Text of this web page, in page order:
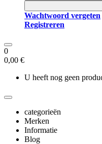
Wachtwoord vergeten
Registreren
0
0,00 €
U heeft nog geen
categorieën
Merken
Informatie
Blog